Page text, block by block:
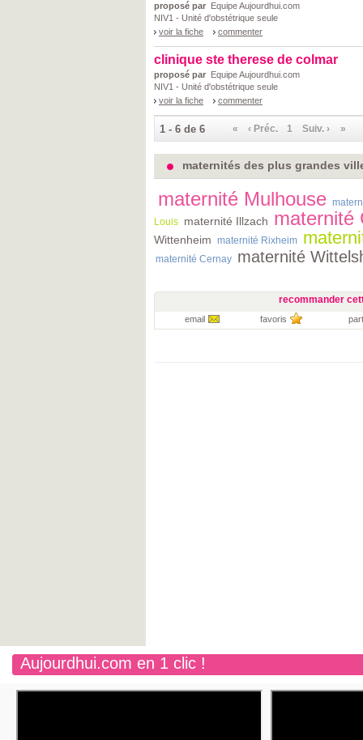
proposé par Equipe Aujourdhui.com
NIV1 - Unité d'obstétrique seule
voir la fiche
commenter
clinique ste therese de colmar
proposé par Equipe Aujourdhui.com
NIV1 - Unité d'obstétrique seule
voir la fiche
commenter
1 - 6 de 6 « ‹ Préc. 1 Suiv. › »
maternités des plus grandes
maternité Mulhouse
Louis maternité Illzach maternité
Wittenheim maternité Rixheim
maternité Cernay maternité
recommander
email favoris
Aujourdhui.com en 1 clic !